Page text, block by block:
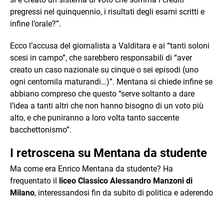
pregressi nel quinquennio, i risultati degli esami scritti e
infine l’orale?”.
Ecco l’accusa del giornalista a Valditara e ai “tanti soloni
scesi in campo”, che sarebbero responsabili di “aver
creato un caso nazionale su cinque o sei episodi (uno
ogni centomila maturandi…)”. Mentana si chiede infine se
abbiano compreso che questo “serve soltanto a dare
l’idea a tanti altri che non hanno bisogno di un voto più
alto, e che puniranno a loro volta tanto saccente
bacchettonismo”.
I retroscena su Mentana da studente
Ma come era Enrico Mentana da studente? Ha
frequentato il liceo Classico Alessandro Manzoni di
Milano, interessandosi fin da subito di politica e aderendo